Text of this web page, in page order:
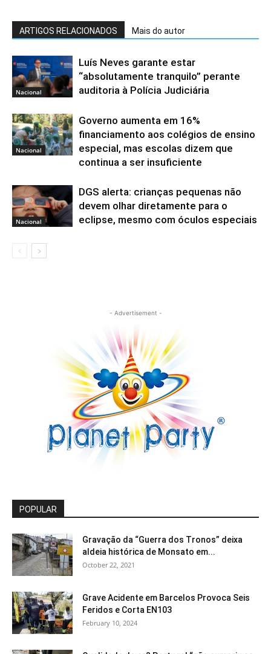
ARTIGOS RELACIONADOS Mais do autor
Nacional
Luís Neves garante estar
“absolutamente tranquilo” perante
auditoria à Polícia Judiciária
Nacional
Governo aumenta em 16%
financiamento aos colégios de ensino
especial, mas escolas dizem que
continua a ser insuficiente
Nacional
DGS alerta: crianças pequenas não
devem olhar diretamente para o
eclipse, mesmo com óculos especiais
- Advertisement -
POPULAR
Gravação da “Guerra dos Tronos” deixa
aldeia histórica de Monsato em...
October 22, 2021
Grave Acidente em Barcelos Provoca Seis
Feridos e Corta EN103
February 10, 2024